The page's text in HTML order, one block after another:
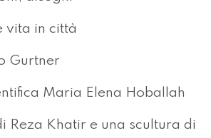
vita in città
Gurtner
Maria Elena Hoballah
Reza Khatir e una scultura di